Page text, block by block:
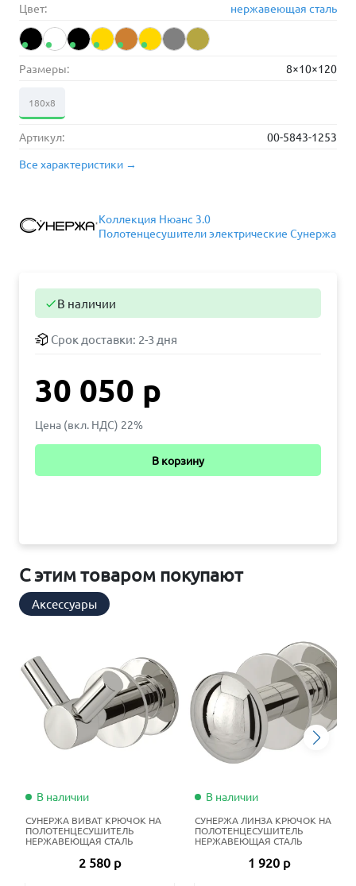
Цвет:
нержавеющая сталь
Размеры: 8×10×120
180х8
Артикул:
00-5843-1253
Все характеристики →
Коллекция Нюанс 3.0
Полотенцесушители электрические Сунержа
В наличии
Срок доставки: 2-3 дня
30 050 р
Цена (вкл. НДС) 22%
В корзину
С этим товаром покупают
Аксессуары
В наличии
СУНЕРЖА ВИВАТ КРЮЧОК НА
ПОЛОТЕНЦЕСУШИТЕЛЬ
НЕРЖАВЕЮЩАЯ СТАЛЬ
2 580 р
В наличии
СУНЕРЖА ЛИНЗА КРЮЧОК НА
ПОЛОТЕНЦЕСУШИТЕЛЬ
НЕРЖАВЕЮЩАЯ СТАЛЬ
1 920 р